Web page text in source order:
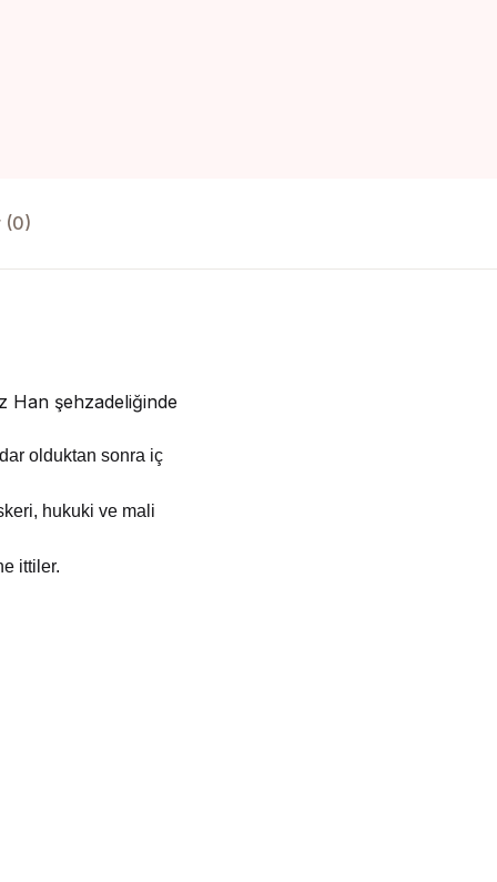
(0)
Han şehzadeliğinde
olduktan sonra iç
hukuki ve mali
ittiler.